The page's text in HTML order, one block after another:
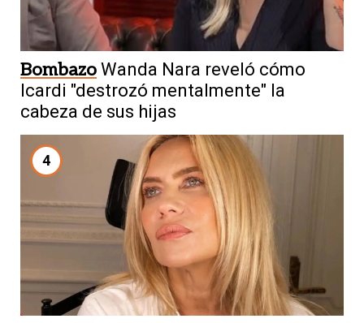
Bombazo Wanda Nara reveló cómo
Icardi "destrozó mentalmente" la
cabeza de sus hijas
4